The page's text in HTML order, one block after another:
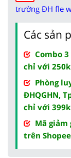
trường ĐH fle
Các sản
Combo
chỉ với 250k
Phòng
ĐHQGHN,
chỉ với 399k
Mã giảm
trên